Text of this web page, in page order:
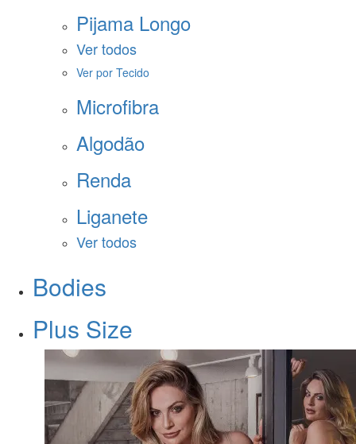
Pijama Longo
Ver todos
Ver por Tecido
Microfibra
Algodão
Renda
Liganete
Ver todos
Bodies
Plus Size